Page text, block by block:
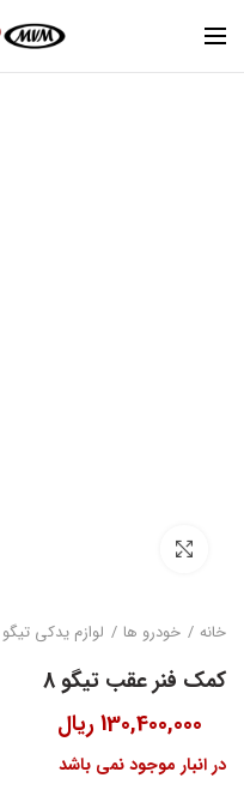
خانه خودرو ها لوازم یدکی تیگو
کمک فنر عقب تیگو 8
130,400,000 ریال
در انبار موجود نمی باشد